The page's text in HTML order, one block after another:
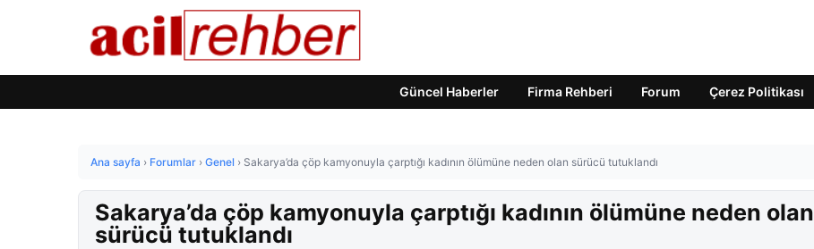
Güncel Haberler Firma Rehberi Forum Çerez Politikası
Ana sayfa › Forumlar › Genel › Sakarya’da çöp kamyonuyla çarptığı kadının ölümüne neden olan sürücü tutuklandı
Sakarya’da çöp kamyonuyla çarptığı kadının ölümüne neden olan
sürücü tutuklandı